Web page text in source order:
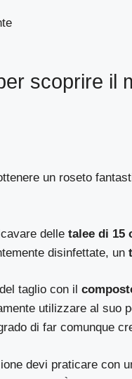
scoprire il
un roseto
delletalee di 15
disinfettate, un
taglio con il
utilizzare al suo
di far comunque
devi praticare con